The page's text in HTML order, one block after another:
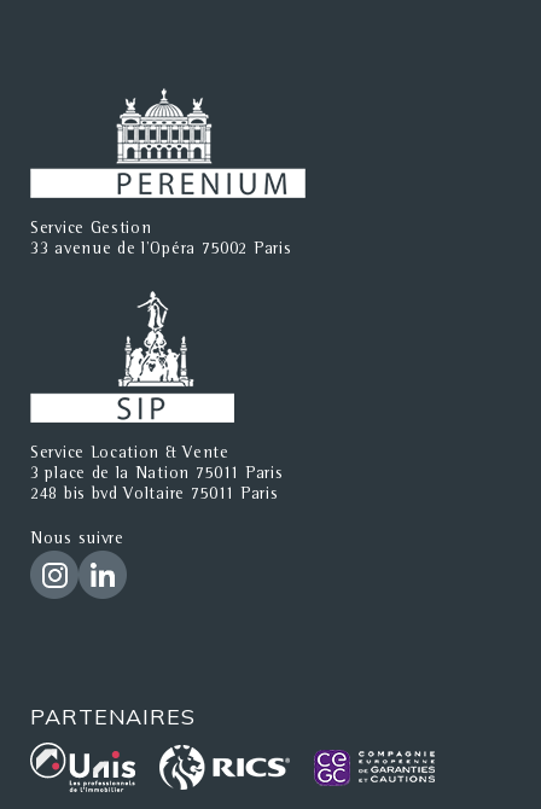
Service Gestion
33 avenue de l'Opéra 75002 Paris
Service Location & Vente
3 place de la Nation 75011 Paris
248 bis bvd Voltaire 75011 Paris
Nous suivre
PARTENAIRES